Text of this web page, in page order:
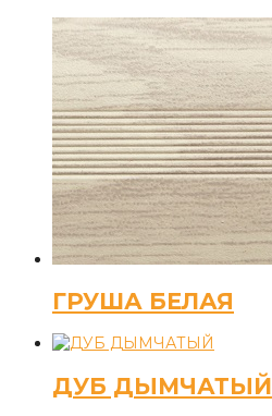
ГРУША БЕЛАЯ
ДУБ ДЫМЧАТЫЙ